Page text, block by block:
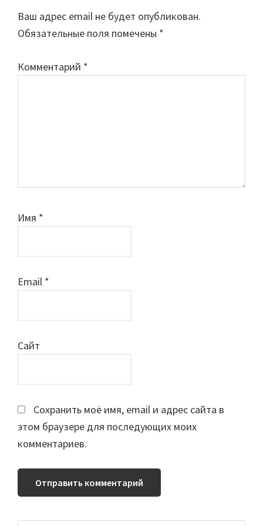
Interactions
Ваш адрес email не будет опубликован.
Обязательные поля помечены *
Комментарий *
Имя *
Email *
Сайт
Сохранить моё имя, email и адрес сайта в
этом браузере для последующих моих
комментариев.